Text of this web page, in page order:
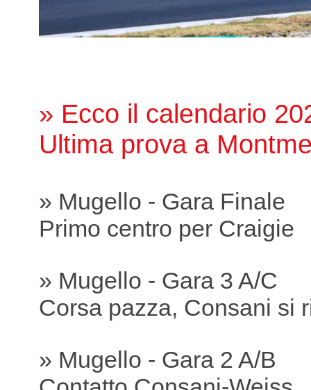
» Ecco il calendario
Ultima prova a
» Mugello - Gara Finale
Primo centro per Craigie
» Mugello - Gara 3 A/C
Corsa pazza, Consani si
» Mugello - Gara 2 A/B